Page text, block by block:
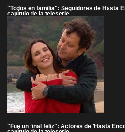
"Todos en familia": Seguidores de Hasta
capítulo de la teleserie
"Fue un final feliz": Actores de 'Hasta